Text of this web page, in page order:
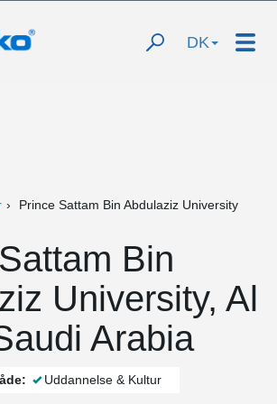
DK
Prince Sattam Bin Abdulaziz University
Bin
University, Al
Arabia
Uddannelse & Kultur